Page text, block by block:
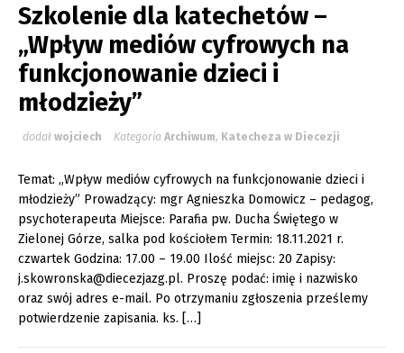
Szkolenie dla katechetów –
„Wpływ mediów cyfrowych na
funkcjonowanie dzieci i
młodzieży”
dodał wojciech Kategoria Archiwum, Katecheza w Diecezji
Temat: „Wpływ mediów cyfrowych na funkcjonowanie dzieci i
młodzieży” Prowadzący: mgr Agnieszka Domowicz – pedagog,
psychoterapeuta Miejsce: Parafia pw. Ducha Świętego w
Zielonej Górze, salka pod kościołem Termin: 18.11.2021 r.
czwartek Godzina: 17.00 – 19.00 Ilość miejsc: 20 Zapisy:
j.skowronska@diecezjazg.pl. Proszę podać: imię i nazwisko
oraz swój adres e-mail. Po otrzymaniu zgłoszenia prześlemy
potwierdzenie zapisania. ks. […]